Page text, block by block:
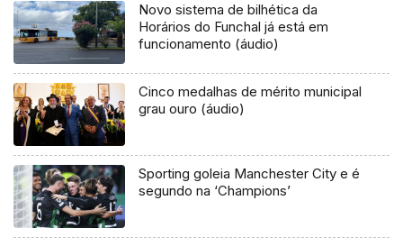
Novo sistema de bilhética da
Horários do Funchal já está em
funcionamento (áudio)
Cinco medalhas de mérito municipal
grau ouro (áudio)
Sporting goleia Manchester City e é
segundo na ‘Champions’